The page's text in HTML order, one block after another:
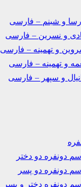
و شبنم – فارسی
و نسرین – فارسی
و تهمینه – فارسی
و تهمینه – فارسی
و سپهر – فارسی
دونفره دو دختر
دونفره دو پسر
دونفره دختر و پسر